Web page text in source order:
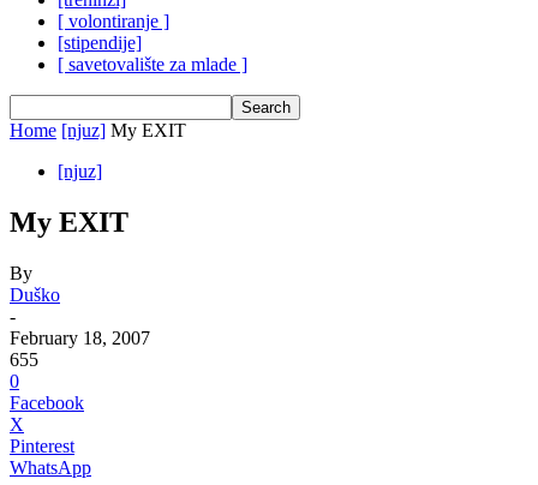
[ volontiranje ]
[stipendije]
[ savetovalište za mlade ]
Home [njuz] My EXIT
[njuz]
My EXIT
By
Duško
-
February 18, 2007
655
0
Facebook
X
Pinterest
WhatsApp